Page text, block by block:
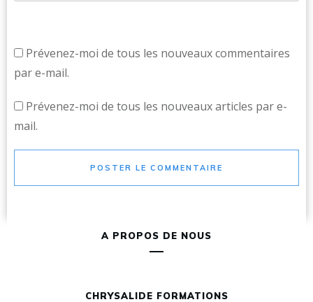
Prévenez-moi de tous les nouveaux commentaires
par e-mail.
Prévenez-moi de tous les nouveaux articles par e-
mail.
POSTER LE COMMENTAIRE
A PROPOS DE NOUS
CHRYSALIDE FORMATIONS